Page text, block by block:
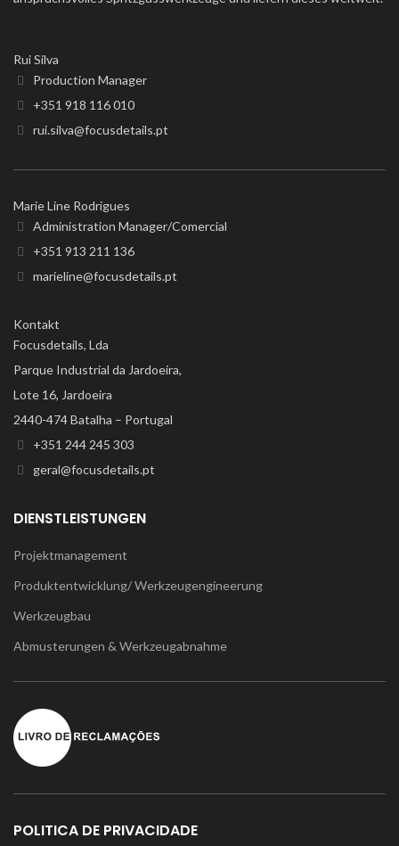
Rui Silva
Production Manager
+351 918 116 010
rui.silva@focusdetails.pt
Marie Line Rodrigues
Administration Manager/Comercial
+351 913 211 136
marieline@focusdetails.pt
Kontakt
Focusdetails, Lda
Parque Industrial da Jardoeira,
Lote 16, Jardoeira
2440-474 Batalha – Portugal
+351 244 245 303
geral@focusdetails.pt
DIENSTLEISTUNGEN
Projektmanagement
Produktentwicklung/ Werkzeugengineerung
Werkzeugbau
Abmusterungen & Werkzeugabnahme
POLITICA DE PRIVACIDADE